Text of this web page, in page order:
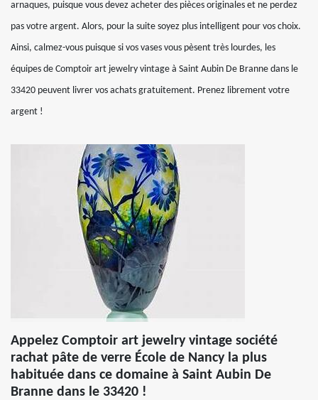
arnaques, puisque vous devez acheter des pièces originales et ne perdez
pas votre argent. Alors, pour la suite soyez plus intelligent pour vos choix.
Ainsi, calmez-vous puisque si vos vases vous pèsent très lourdes, les
équipes de Comptoir art jewelry vintage à Saint Aubin De Branne dans le
33420 peuvent livrer vos achats gratuitement. Prenez librement votre
argent !
Appelez Comptoir art jewelry vintage société
rachat pâte de verre École de Nancy la plus
habituée dans ce domaine à Saint Aubin De
Branne dans le 33420 !